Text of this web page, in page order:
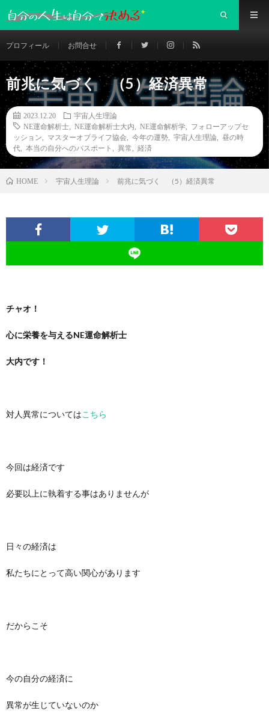
プロフィール お問合せ
前兆に気づく （5）経済異常
2023.12.20
宇宙人生理論
NE運命解析士
NE運命解析士大内 NE運命解析学
フォローアップセ
ッション
マスターオブライフ協会 今年の運勢 宇宙人生理論
昼の時
代
本当の自分へのパスポート 異常 経済
HOME 宇宙人生理論 前兆に気づく （5）経済異常
チャオ！
心に栄養を与えるNE運命解析士
大内です！
対人異常についてはこちら
今回は経済です
必要以上に執着する事はありませんが
日々の経済は
私たちにとって高い関心があります
だからこそ
今の自分の経済に
異常が生じていないのか